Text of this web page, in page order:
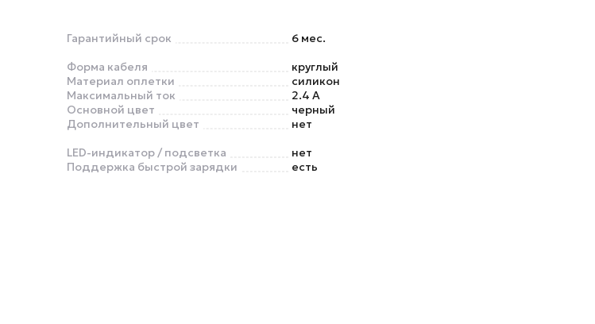
Гарантийный срок
6 мес.
Форма кабеля
круглый
Материал оплетки
силикон
Максимальный ток
2.4 А
Основной цвет
черный
Дополнительный цвет
нет
LED-индикатор / подсветка
нет
Поддержка быстрой зарядки
есть